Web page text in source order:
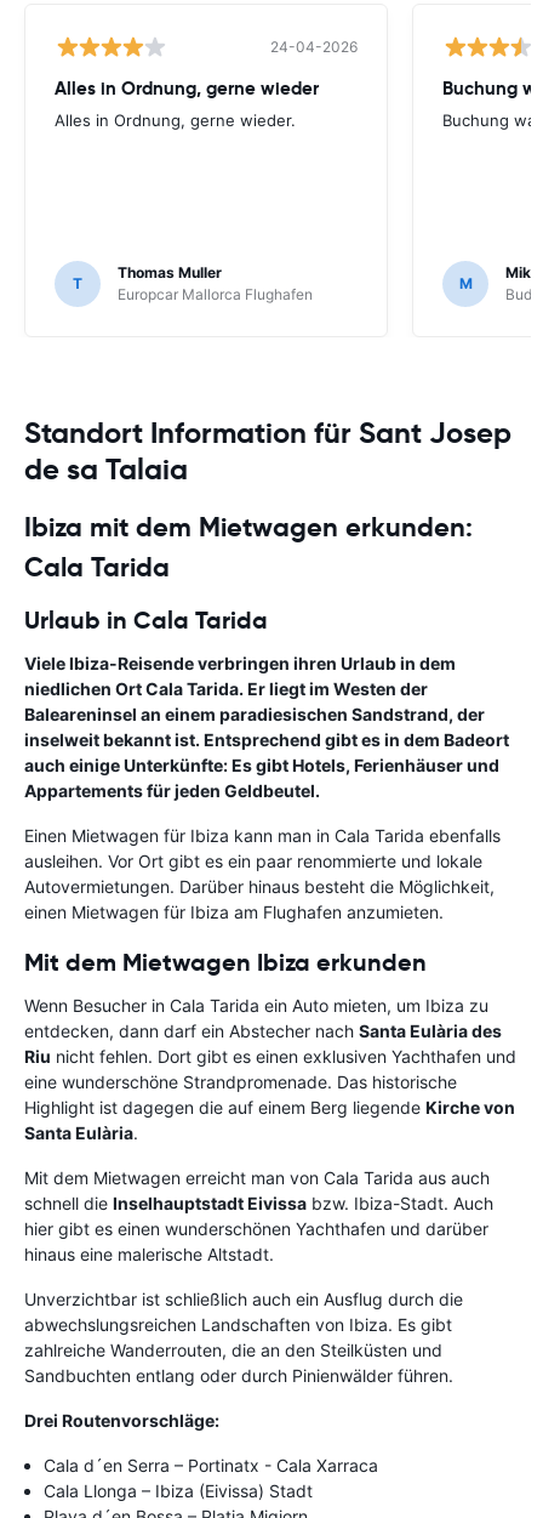
24-04-2026
Alles in Ordnung, gerne wieder
Alles in Ordnung, gerne wieder.
T
Thomas Muller
Europcar Mallorca Flughafen
Buchung
Buchung
M
Mike
Standort Information für Sant Josep
de sa Talaia
Ibiza mit dem Mietwagen erkunden:
Cala Tarida
Urlaub in Cala Tarida
Viele Ibiza-Reisende verbringen ihren Urlaub in dem
niedlichen Ort Cala Tarida. Er liegt im Westen der
Baleareninsel an einem paradiesischen Sandstrand, der
inselweit bekannt ist. Entsprechend gibt es in dem Badeort
auch einige Unterkünfte: Es gibt Hotels, Ferienhäuser und
Appartements für jeden Geldbeutel.
Einen Mietwagen für Ibiza kann man in Cala Tarida ebenfalls
ausleihen. Vor Ort gibt es ein paar renommierte und lokale
Autovermietungen. Darüber hinaus besteht die Möglichkeit,
einen Mietwagen für Ibiza am Flughafen anzumieten.
Mit dem Mietwagen Ibiza erkunden
Wenn Besucher in Cala Tarida ein Auto mieten, um Ibiza zu
entdecken, dann darf ein Abstecher nach Santa Eulària des
Riu nicht fehlen. Dort gibt es einen exklusiven Yachthafen und
eine wunderschöne Strandpromenade. Das historische
Highlight ist dagegen die auf einem Berg liegende Kirche von
Santa Eulària.
Mit dem Mietwagen erreicht man von Cala Tarida aus auch
schnell die Inselhauptstadt Eivissa bzw. Ibiza-Stadt. Auch
hier gibt es einen wunderschönen Yachthafen und darüber
hinaus eine malerische Altstadt.
Unverzichtbar ist schließlich auch ein Ausflug durch die
abwechslungsreichen Landschaften von Ibiza. Es gibt
zahlreiche Wanderrouten, die an den Steilküsten und
Sandbuchten entlang oder durch Pinienwälder führen.
Drei Routenvorschläge:
Cala d´en Serra – Portinatx - Cala Xarraca
Cala Llonga – Ibiza (Eivissa) Stadt